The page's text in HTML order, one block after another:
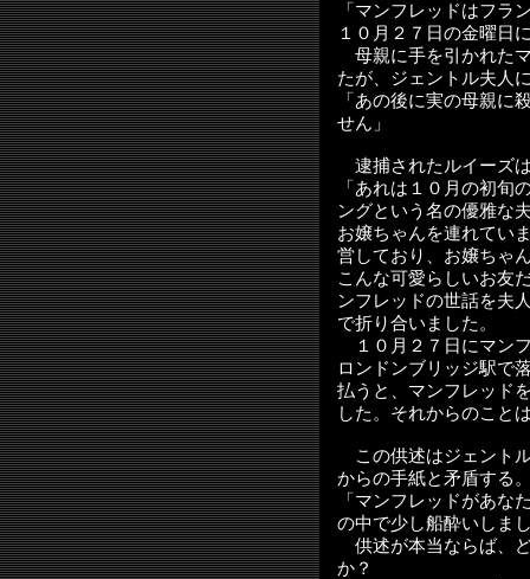
「マンフレッドはフラ
１０月２７日の金曜日
母親に手を引かれた
たが、ジェントル夫人
「あの後に実の母親に
せん」
逮捕されたルイーズ
「あれは１０月の初旬
ングという名の優雅な
お嬢ちゃんを連れてい
営しており、お嬢ちゃ
こんな可愛らしいお友
ンフレッドの世話を夫
で折り合いました。
１０月２７日にマン
ロンドンブリッジ駅で
払うと、マンフレッド
した。それからのこと
この供述はジェント
からの手紙と矛盾する
「マンフレッドがあな
の中で少し船酔いしま
供述が本当ならば、
か？